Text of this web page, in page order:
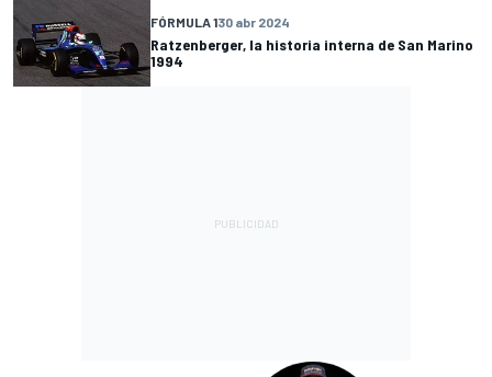
FÓRMULA 130 abr 2024
Ratzenberger, la historia interna de San Marino
1994